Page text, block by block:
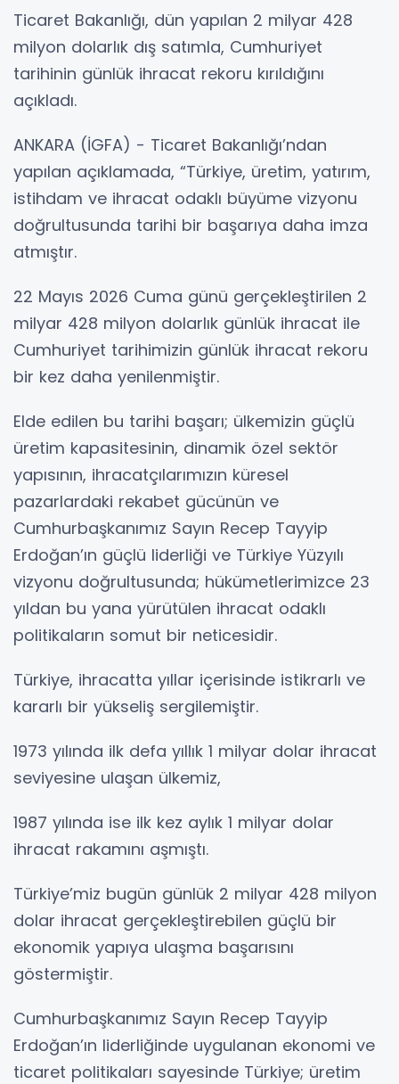
Ticaret Bakanlığı, dün yapılan 2 milyar 428
milyon dolarlık dış satımla, Cumhuriyet
tarihinin günlük ihracat rekoru kırıldığını
açıkladı.
ANKARA (İGFA) - Ticaret Bakanlığı’ndan
yapılan açıklamada, “Türkiye, üretim, yatırım,
istihdam ve ihracat odaklı büyüme vizyonu
doğrultusunda tarihi bir başarıya daha imza
atmıştır.
22 Mayıs 2026 Cuma günü gerçekleştirilen 2
milyar 428 milyon dolarlık günlük ihracat ile
Cumhuriyet tarihimizin günlük ihracat rekoru
bir kez daha yenilenmiştir.
Elde edilen bu tarihi başarı; ülkemizin güçlü
üretim kapasitesinin, dinamik özel sektör
yapısının, ihracatçılarımızın küresel
pazarlardaki rekabet gücünün ve
Cumhurbaşkanımız Sayın Recep Tayyip
Erdoğan’ın güçlü liderliği ve Türkiye Yüzyılı
vizyonu doğrultusunda; hükümetlerimizce 23
yıldan bu yana yürütülen ihracat odaklı
politikaların somut bir neticesidir.
Türkiye, ihracatta yıllar içerisinde istikrarlı ve
kararlı bir yükseliş sergilemiştir.
1973 yılında ilk defa yıllık 1 milyar dolar ihracat
seviyesine ulaşan ülkemiz,
1987 yılında ise ilk kez aylık 1 milyar dolar
ihracat rakamını aşmıştı.
Türkiye’miz bugün günlük 2 milyar 428 milyon
dolar ihracat gerçekleştirebilen güçlü bir
ekonomik yapıya ulaşma başarısını
göstermiştir.
Cumhurbaşkanımız Sayın Recep Tayyip
Erdoğan’ın liderliğinde uygulanan ekonomi ve
ticaret politikaları sayesinde Türkiye; üretim